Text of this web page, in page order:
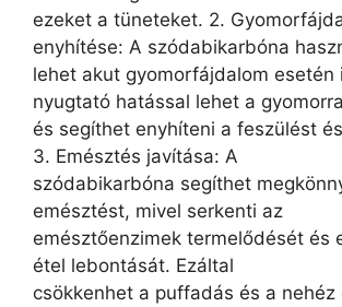
ezeket a tüneteket. 2.
enyhítése: A szódabikarbóna
lehet akut gyomorfájdalom esetén
nyugtató hatással lehet a gyomorra
és segíthet enyhíteni a feszülést
3. Emésztés javítása: A
szódabikarbóna segíthet
emésztést, mivel serkenti az
emésztőenzimek termelődését és
étel lebontását. Ezáltal
csökkenhet a puffadás és a nehéz